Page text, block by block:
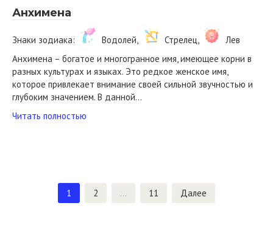
Анхимена
Знаки зодиака: Водолей, Стрелец,
Лев
Анхимена – богатое и многогранное имя, имеющее корни в
разных культурах и языках. Это редкое женское имя,
которое привлекает внимание своей сильной звучностью и
глубоким значением. В данной…
Читать полностью
1 2 … 11 Далее